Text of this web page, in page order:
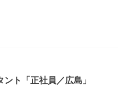
ト「正社員／広島」